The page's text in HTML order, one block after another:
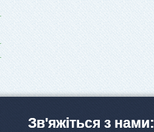
Зв'яжіться з нами: